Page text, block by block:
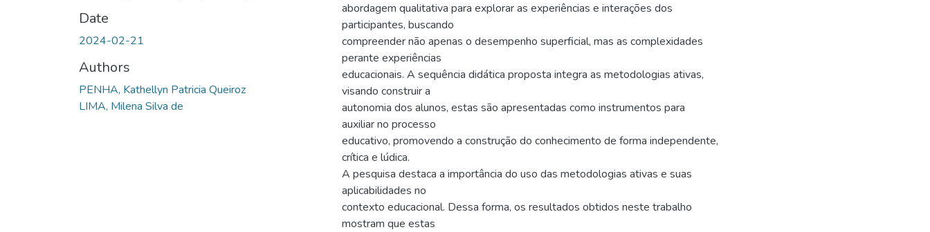
Date
2024-02-21
Authors
PENHA, Kathellyn Patricia Queiroz
LIMA, Milena Silva de
abordagem qualitativa para explorar as experiências e interações dos
participantes, buscando
compreender não apenas o desempenho superficial, mas as complexidades
perante experiências
educacionais. A sequência didática proposta integra as metodologias ativas,
visando construir a
autonomia dos alunos, estas são apresentadas como instrumentos para
auxiliar no processo
educativo, promovendo a construção do conhecimento de forma independente,
crítica e lúdica.
A pesquisa destaca a importância do uso das metodologias ativas e suas
aplicabilidades no
contexto educacional. Dessa forma, os resultados obtidos neste trabalho
mostram que estas